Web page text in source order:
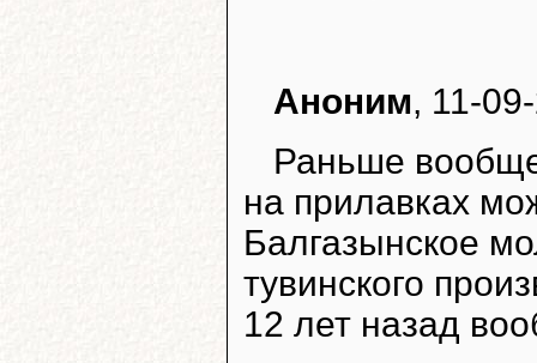
Аноним, 11-
Раньше
на прилавках
Балгазынское
тувинского
12 лет назад